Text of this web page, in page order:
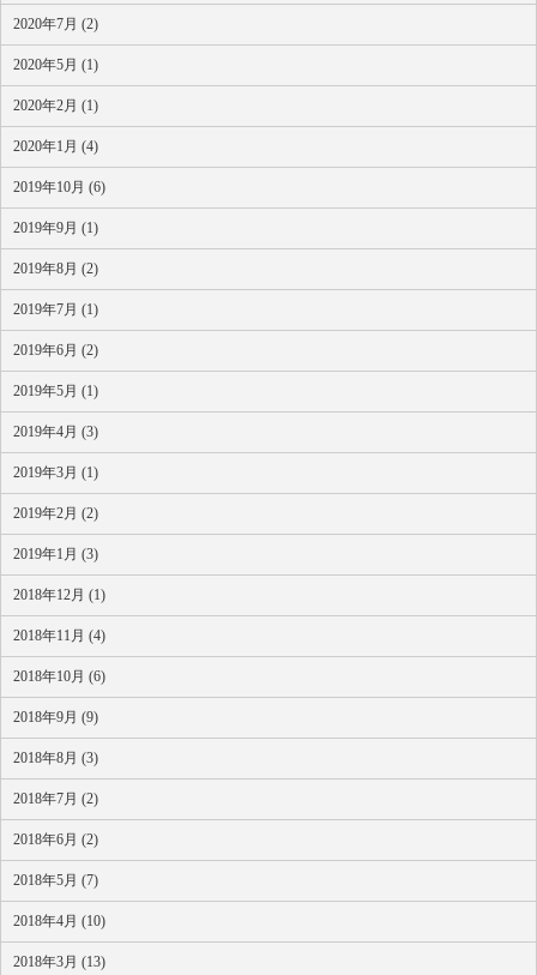
2020年7月 (2)
2020年5月 (1)
2020年2月 (1)
2020年1月 (4)
2019年10月 (6)
2019年9月 (1)
2019年8月 (2)
2019年7月 (1)
2019年6月 (2)
2019年5月 (1)
2019年4月 (3)
2019年3月 (1)
2019年2月 (2)
2019年1月 (3)
2018年12月 (1)
2018年11月 (4)
2018年10月 (6)
2018年9月 (9)
2018年8月 (3)
2018年7月 (2)
2018年6月 (2)
2018年5月 (7)
2018年4月 (10)
2018年3月 (13)